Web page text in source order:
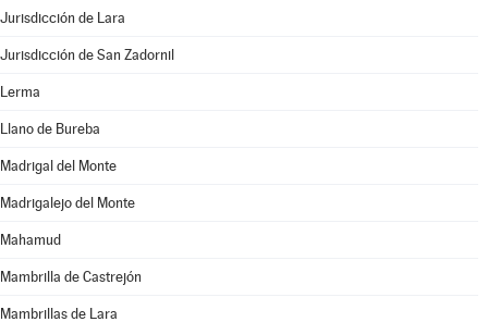
Jurisdicción de Lara
Jurisdicción de San Zadornil
Lerma
Llano de Bureba
Madrigal del Monte
Madrigalejo del Monte
Mahamud
Mambrilla de Castrejón
Mambrillas de Lara